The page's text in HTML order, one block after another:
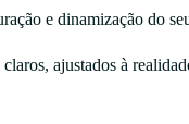
e dinamização do
ajustados à